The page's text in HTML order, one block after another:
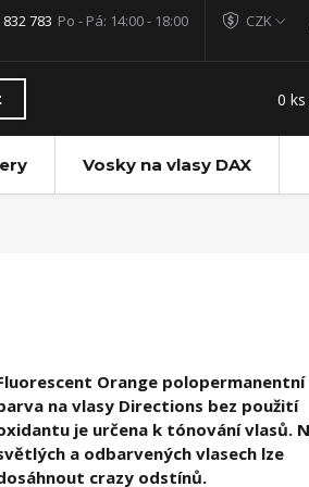
CZK
783 Po - Pá: 14:00 - 18:00
0 ks
Vosky na vlasy DAX
Orange polopermanentní
na vlasy Directions bez použití
je určena k tónování vlasů.
a odbarvených vlasech lze
crazy odstínů.